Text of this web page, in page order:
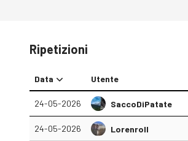
Ripetizioni
Data Utente
24-05-2026 SaccoDiPatate
24-05-2026 Lorenroll